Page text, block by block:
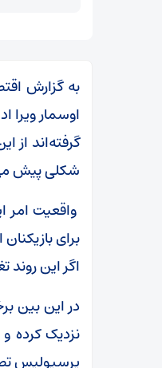
به گزارش
اوسمار ویرا
گرفته‌اند از
شکلی پیش
واقعیت امر
برای
اگر این
در این بین
نزدیک کرده
پرسپولیس